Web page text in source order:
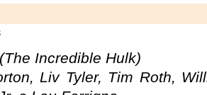
(The Incredible Hulk)
Liv Tyler, Tim Roth,